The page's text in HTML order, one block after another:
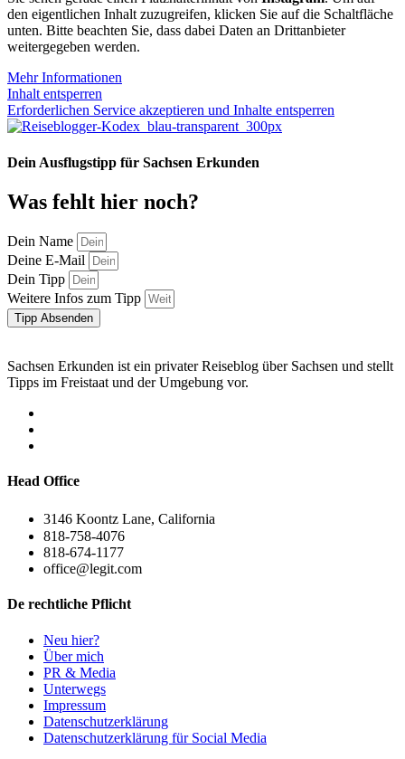
den eigentlichen Inhalt zuzugreifen, klicken Sie auf die Schaltfläche
unten. Bitte beachten Sie, dass dabei Daten an Drittanbieter
weitergegeben werden.
Mehr Informationen
Inhalt entsperren
Erforderlichen Service akzeptieren und Inhalte entsperren
Dein Ausflugstipp für Sachsen Erkunden
Was fehlt hier noch?
Dein Name
Deine E-Mail
Dein Tipp
Weitere Infos zum Tipp
Tipp Absenden
Sachsen Erkunden ist ein privater Reiseblog über Sachsen und stellt
Tipps im Freistaat und der Umgebung vor.
Head Office
3146 Koontz Lane, California
818-758-4076
818-674-1177
office@legit.com
De rechtliche Pflicht
Neu hier?
Über mich
PR & Media
Unterwegs
Impressum
Datenschutzerklärung
Datenschutzerklärung für Social Media